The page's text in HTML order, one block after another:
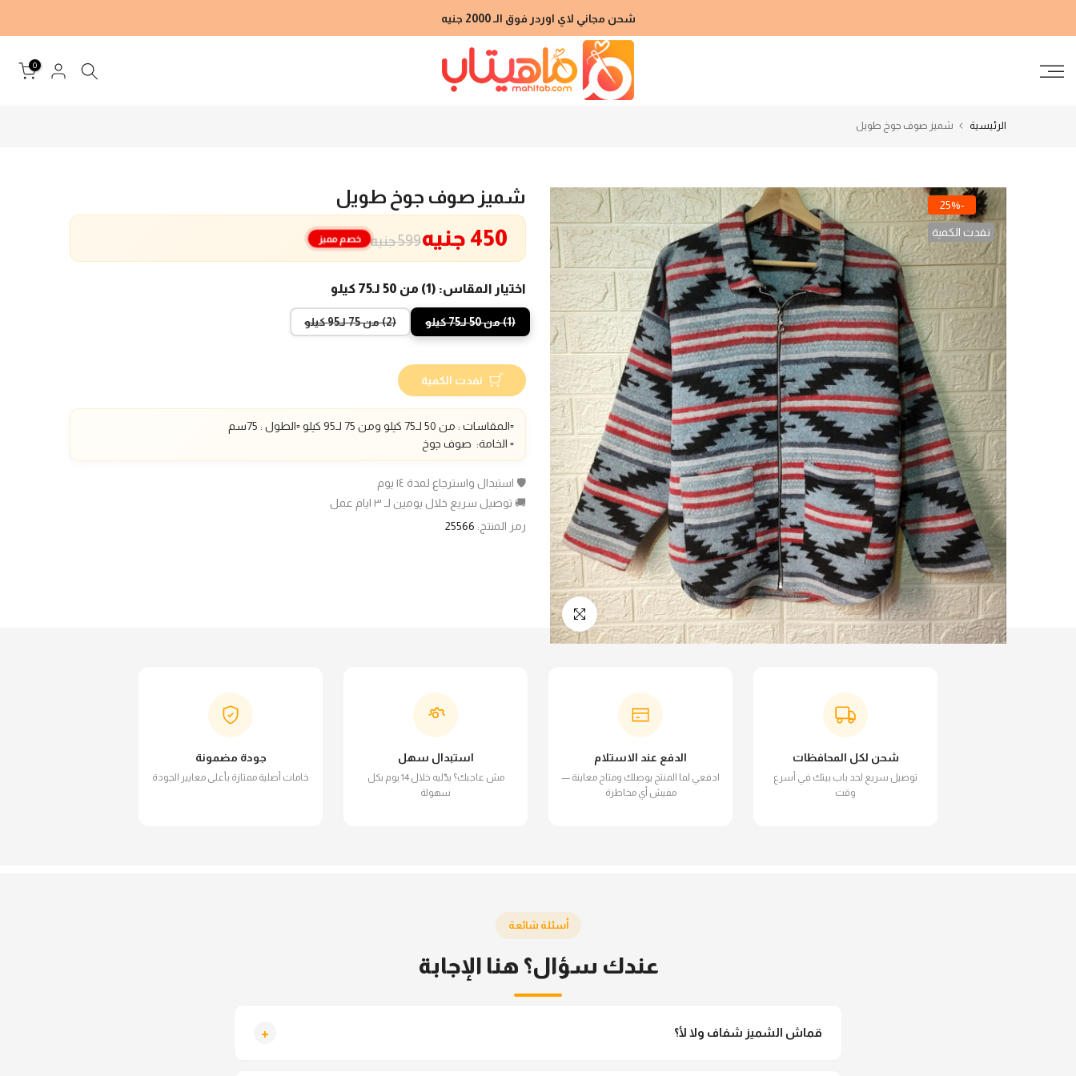
إلى
شحن مجاني لاي اوردر فوق الـ 2000 جنيه
0
الرئيسية شميز صوف جوخ طويل
-25%
نفدت الكمية
انقر للتكبير
شميز صوف جوخ طويل
599 جنيه 450 جنيه خصم مميز
اختيار المقاس: (1) من 50 لـ75 كيلو
(1) من 50 لـ75 كيلو (2) من 75 لـ95 كيلو
نفدت الكمية
▫️المقاسات : من 50 لـ75 كيلو ومن 75 لـ95 كيلو ▫️الطول : 75سم
▫️ الخامة: صوف جوخ
🛡️ استبدال واسترجاع لمدة ١٤ يوم
🚚 توصيل سريع خلال يومين لـ ٣ ايام عمل
رمز المنتج: 25566
شحن لكل المحافظات
توصيل سريع لحد باب بيتك في أسرع
وقت
الدفع عند الاستلام
ادفعي لما المنتج يوصلك ومتاح معاينة —
مفيش أي مخاطرة
استبدال سهل
مش عاجبك؟ بدّليه خلال 14 يوم بكل
سهولة
جودة مضمونة
خامات أصلية ممتازة بأعلى معايير الجودة
أسئلة شائعة
عندك سؤال؟ هنا الإجابة
قماش الشميز شفاف ولا لأ؟ +